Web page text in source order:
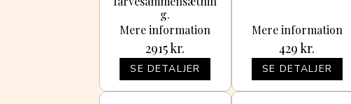
g.
2915kr.
SE DETALJER
Mere information
429kr.
SE DETALJER
Mere information